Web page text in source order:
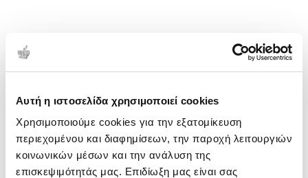
Αυτή η ιστοσελίδα χρησιμοποιεί cookies
Χρησιμοποιούμε cookies για την εξατομίκευση
περιεχομένου και διαφημίσεων, την παροχή λειτουργιών
κοινωνικών μέσων και την ανάλυση της
επισκεψιμότητάς μας. Επιδίωξη μας είναι σας